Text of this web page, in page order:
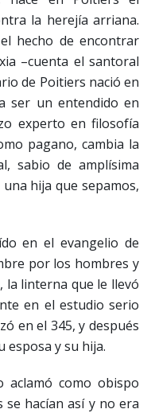
la herejía arriana.
hecho de encontrar
–cuenta el santoral
de Poitiers nació en
ser un entendido en
experto en filosofía
pagano, cambia la
sabio de amplísima
hija que sepamos,
en el evangelio de
por los hombres y
la linterna que le llevó
en el estudio serio
en el 345, y después
esposa y su hija.
como obispo
se hacían así y no era